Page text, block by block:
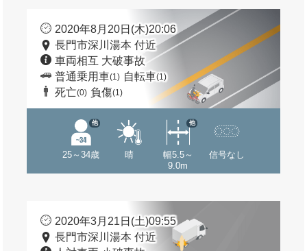
2020年8月20日(木)20:06
長門市深川湯本 付近
車両相互 大破事故
普通乗用車(1) 自転車(1)
死亡(0) 負傷(1)
25～34歳
他
晴
幅5.5～
9.0m
他
信号なし
2020年3月21日(土)09:55
長門市深川湯本 付近